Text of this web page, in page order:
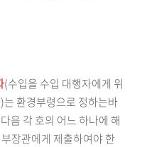
(수입을 수입 대행자에게 위
환경부령으로 정하는바
음 각 호의 어느 하나에 해
장관에게 제출하여야 한